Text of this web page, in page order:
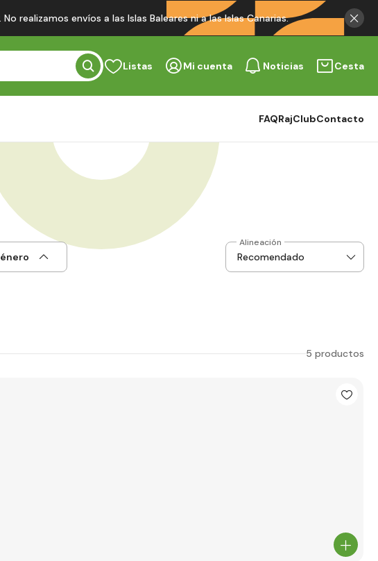
realizamos envíos a las Islas Baleares ni a las Islas Canarias.
Listas Mi cuenta Noticias Cesta
FAQRajClubContacto
Alineación
5 productos